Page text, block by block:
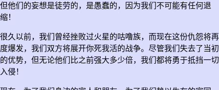
但他们的妄想是徒劳的，是愚蠢的，因为我们不可能有任何退
缩！
很久以前，我们曾经挫败过火星的咕噜族，而现在这份仇怨将再
度爆发，我们双方将展开你死我活的战争。尽管我们失去了当初
的优势，但无论他们比之前强大多少倍，我们都将勇于抵挡一切
入侵！